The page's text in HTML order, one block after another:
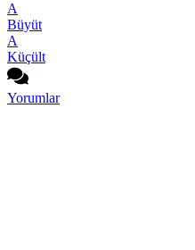
A
Büyüt
A
Küçült
Yorumlar